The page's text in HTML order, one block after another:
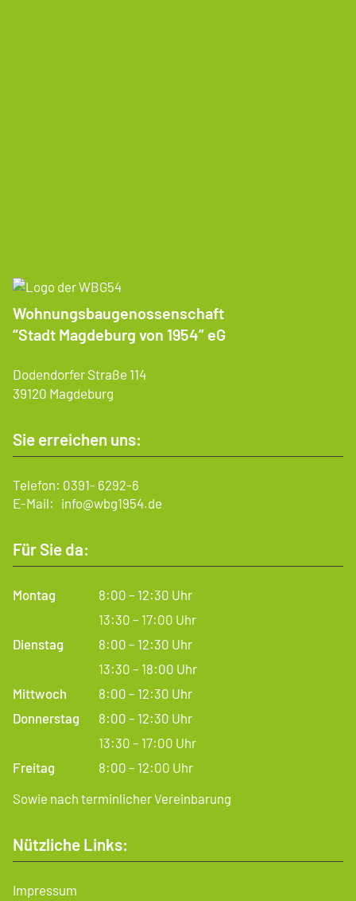
Wohnungsbaugenossenschaft
“Stadt Magdeburg von 1954” eG
Dodendorfer Straße 114
39120 Magdeburg
Sie erreichen uns:
Telefon: 0391- 6292-6
E-Mail: info@wbg1954.de
Für Sie da:
Montag
8:00 – 12:30 Uhr
13:30 – 17:00 Uhr
Dienstag
8:00 – 12:30 Uhr
13:30 – 18:00 Uhr
Mittwoch
8:00 – 12:30 Uhr
Donnerstag
8:00 – 12:30 Uhr
13:30 – 17:00 Uhr
Freitag
8:00 – 12:00 Uhr
Sowie nach terminlicher Vereinbarung
Nützliche Links:
Impressum